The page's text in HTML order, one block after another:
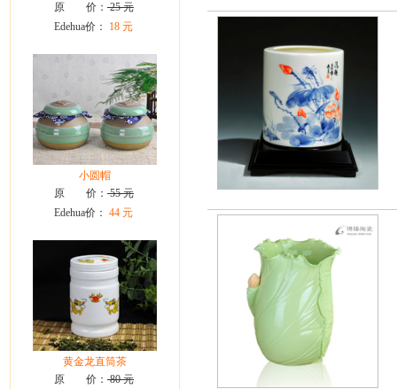
原 价： 25 元
Edehua价：
18 元
小圆帽
原 价： 55 元
Edehua价： 44 元
黄金龙直筒茶
原 价： 80 元